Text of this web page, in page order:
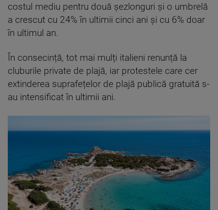
costul mediu pentru două șezlonguri și o umbrelă
a crescut cu 24% în ultimii cinci ani și cu 6% doar
în ultimul an.
În consecință, tot mai mulți italieni renunță la
cluburile private de plajă, iar protestele care cer
extinderea suprafețelor de plajă publică gratuită s-
au intensificat în ultimii ani.